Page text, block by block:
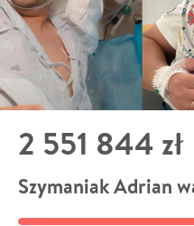
2 551 844 zł
Szymaniak Adrian